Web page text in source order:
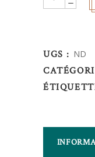
Africain
quantity
UGS : ND